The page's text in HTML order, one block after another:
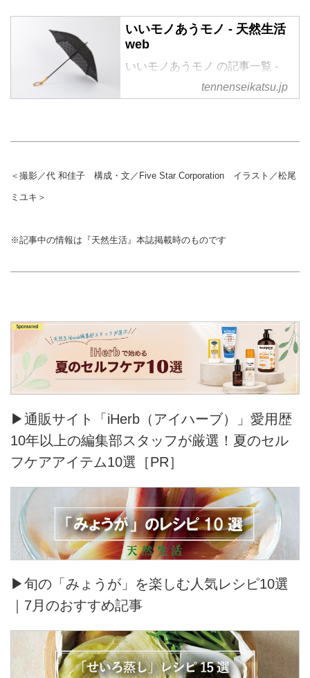
いいモノあうモノ - 天然生活
web
いいモノあうモノ の記事一覧 -
『天然生活』が運営する暮らしの
情報サイト。食やファッション、
tennenseikatsu.jp
＜撮影／代 和佳子 構成・文／Five Star Corporation イラスト／松尾
ミユキ＞
※記事中の情報は『天然生活』本誌掲載時のものです
▶通販サイト「iHerb（アイハーブ）」愛用歴
10年以上の編集部スタッフが厳選！夏のセル
フケアアイテム10選［PR］
▶旬の「みょうが」を楽しむ人気レシピ10選
｜7月のおすすめ記事